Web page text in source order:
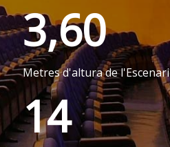
3,60
Metres d'altura de l'Escenari
14